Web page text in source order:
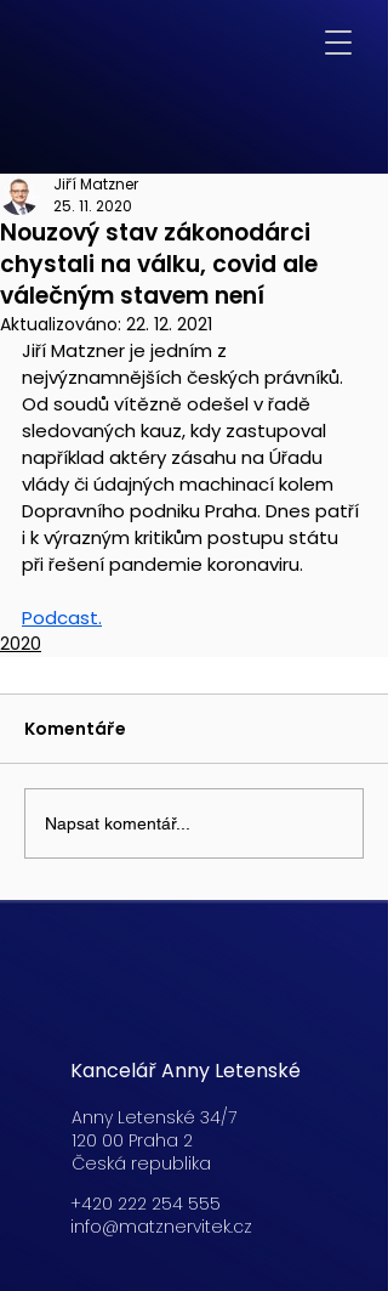
Nouzový stav zákonodárci
chystali na válku, covid ale
válečným stavem není
Jiří Matzner
25. 11. 2020
Aktualizováno: 22. 12. 2021
Jiří Matzner je jedním z
nejvýznamnějších českých právníků.
Od soudů vítězně odešel v řadě
sledovaných kauz, kdy zastupoval
například aktéry zásahu na Úřadu
vlády či údajných machinací kolem
Dopravního podniku Praha. Dnes patří
i k výrazným kritikům postupu státu
při řešení pandemie koronaviru.
Podcast.
2020
Komentáře
Napsat komentář...
Kancelář Anny Letenské
Anny Letenské 34/7
120 00 Praha 2
Česká republika
+420 222 254 555
info@matznervitek.cz